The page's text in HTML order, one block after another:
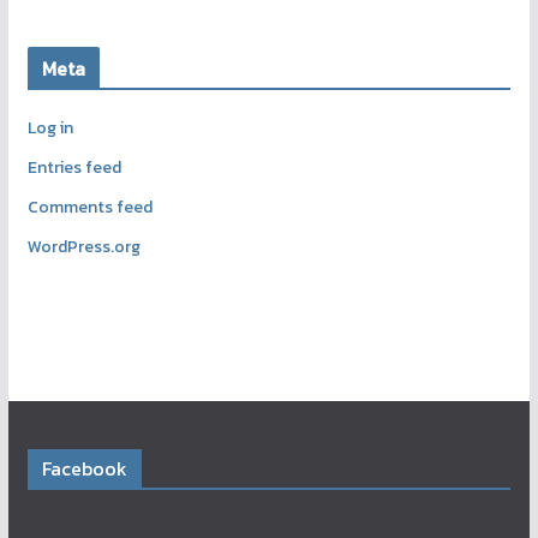
Meta
Log in
Entries feed
Comments feed
WordPress.org
Facebook